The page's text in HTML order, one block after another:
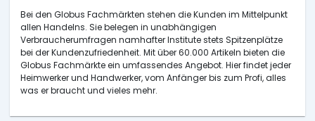
Bei den Globus Fachmärkten stehen die Kunden im Mittelpunkt
allen Handelns. Sie belegen in unabhängigen
Verbraucherumfragen namhafter Institute stets Spitzenplätze
bei der Kundenzufriedenheit. Mit über 60.000 Artikeln bieten die
Globus Fachmärkte ein umfassendes Angebot. Hier findet jeder
Heimwerker und Handwerker, vom Anfänger bis zum Profi, alles
was er braucht und vieles mehr.